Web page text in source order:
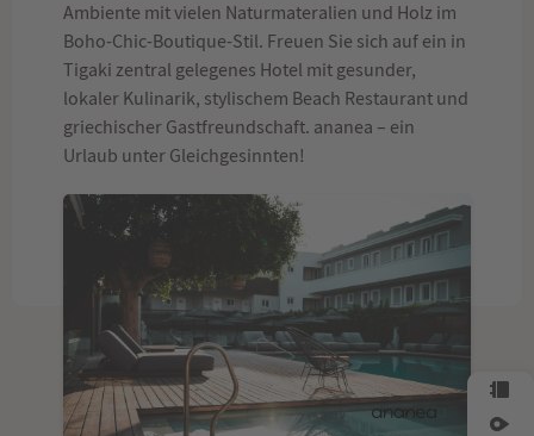
Ambiente mit vielen Naturmateralien und Holz im
Boho-Chic-Boutique-Stil. Freuen Sie sich auf ein in
Tigaki zentral gelegenes Hotel mit gesunder,
lokaler Kulinarik, stylischem Beach Restaurant und
griechischer Gastfreundschaft. ananea – ein
Urlaub unter Gleichgesinnten!